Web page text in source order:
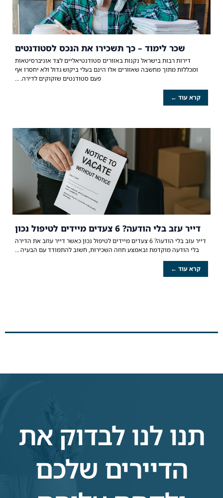
שכר לימוד – כך תשכירו את הנכס לסטודנטים
דירות רבות בישראל נקנות באזורים סטודנטיאליים לצד אוניברסיטאות
ומכללות מתוך מחשבה שאזורים אלו הינם בעלי ביקוש גדול ולא יחסרו אף
פעם סטודנטים שזקוקים לדירה.
קרא עוד ←
דייר עזב בלי הודעה? 6 צעדים מיידים לטיפול נכון
דייר עזב בלי הודעה? 6 צעדים מיידים לטיפול נכון כאשר דייר עוזב את הדירה
בלי הודעה מוקדמת ובאמצע חוזה השכירות, חשוב להתמודד עם הבעיה
קרא עוד ←
תנו לנו לבדוק את
הדיירים שלכם